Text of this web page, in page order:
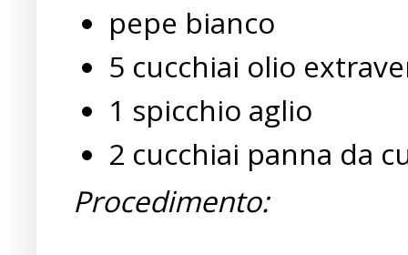
pepe bianco
5 cucchiai olio
1 spicchio aglio
2 cucchiai panna da
Procedimento: